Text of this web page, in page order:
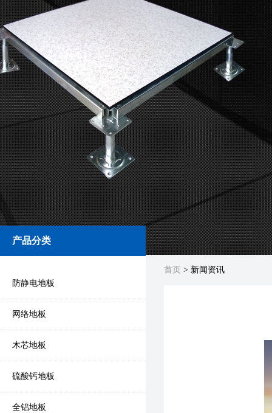
产品分类
防静电地板
网络地板
木芯地板
硫酸钙地板
全铝地板
首页 > 新闻资讯